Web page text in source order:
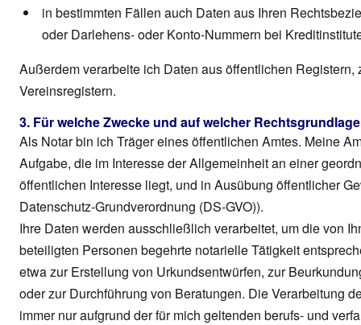
in bestimmten Fällen auch Daten aus Ihren
oder Darlehens- oder Konto-Nummern bei
Außerdem verarbeite ich Daten aus öffentlichen Registern,
Vereinsregistern.
3. Für welche Zwecke und auf welcher
Als Notar bin ich Träger eines öffentlichen Amtes. Meine
Aufgabe, die im Interesse der Allgemeinheit an einer
öffentlichen Interesse liegt, und in Ausübung öffentlicher
Datenschutz-Grundverordnung (DS-GVO)).
Ihre Daten werden ausschließlich verarbeitet, um die von
beteiligten Personen begehrte notarielle Tätigkeit
etwa zur Erstellung von Urkundsentwürfen, zur
oder zur Durchführung von Beratungen. Die Verarbeitung
immer nur aufgrund der für mich geltenden berufs- und